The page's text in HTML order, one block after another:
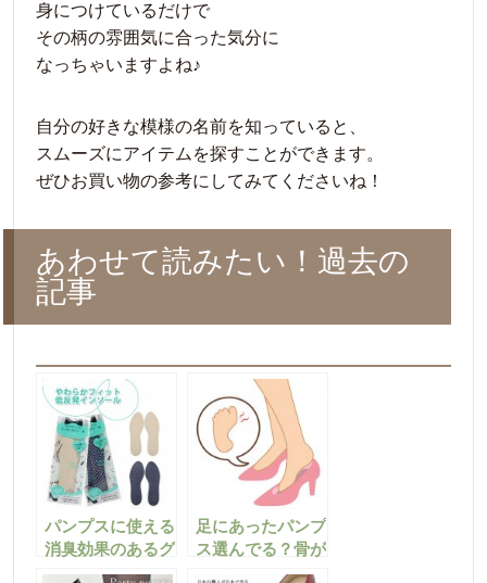
身につけているだけで
その柄の雰囲気に合った気分に
なっちゃいますよね♪
自分の好きな模様の名前を知っていると、
スムーズにアイテムを探すことができます。
ぜひお買い物の参考にしてみてくださいね！
あわせて読みたい！過去の
記事
パンプスに使える
消臭効果のあるグ
ッズ紹介！
足にあったパンプ
ス選んでる？骨が
痛い理由はここに